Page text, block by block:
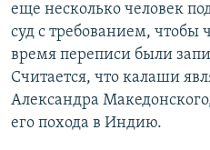
еще несколько человек
суд с требованием,
время переписи были
Считается, что калаши
Александра
его похода в Индию.